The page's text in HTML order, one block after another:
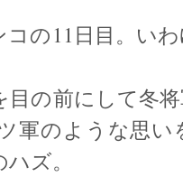
の11日目。い
の前にして冬
軍のような思い
ズ。